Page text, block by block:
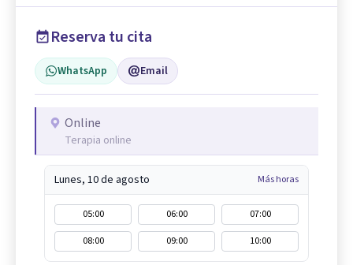
Reserva tu cita
WhatsApp Email
Online
Terapia online
Lunes, 10 de agosto Más horas
05:00 06:00
07:00
08:00
09:00 10:00